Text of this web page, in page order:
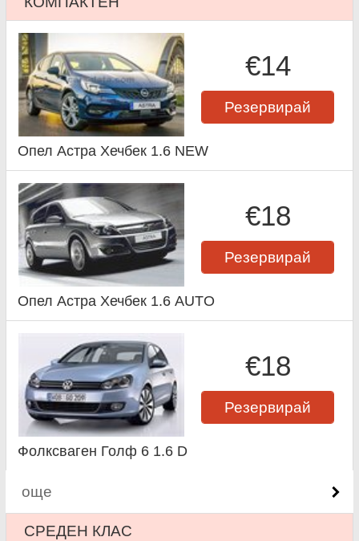
€14
Резервирай
Опел Астра Хечбек 1.6 NEW
€18
Резервирай
Опел Астра Хечбек 1.6 AUTO
€18
Резервирай
Фолксваген Голф 6 1.6 D
още
СРЕДЕН КЛАС